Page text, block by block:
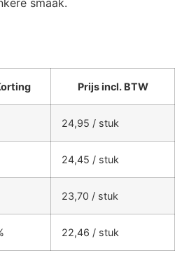
smaak.
Prijs incl. BTW
24,95 / stuk
24,45 / stuk
23,70 / stuk
22,46 / stuk